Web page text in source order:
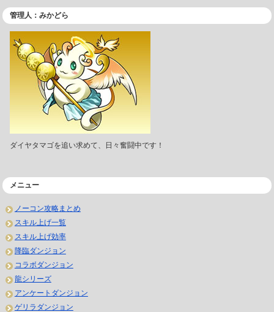
管理人：みかどら
ダイヤタマゴを追い求めて、日々奮闘中です！
メニュー
ノーコン攻略まとめ
スキル上げ一覧
スキル上げ効率
降臨ダンジョン
コラボダンジョン
龍シリーズ
アンケートダンジョン
ゲリラダンジョン